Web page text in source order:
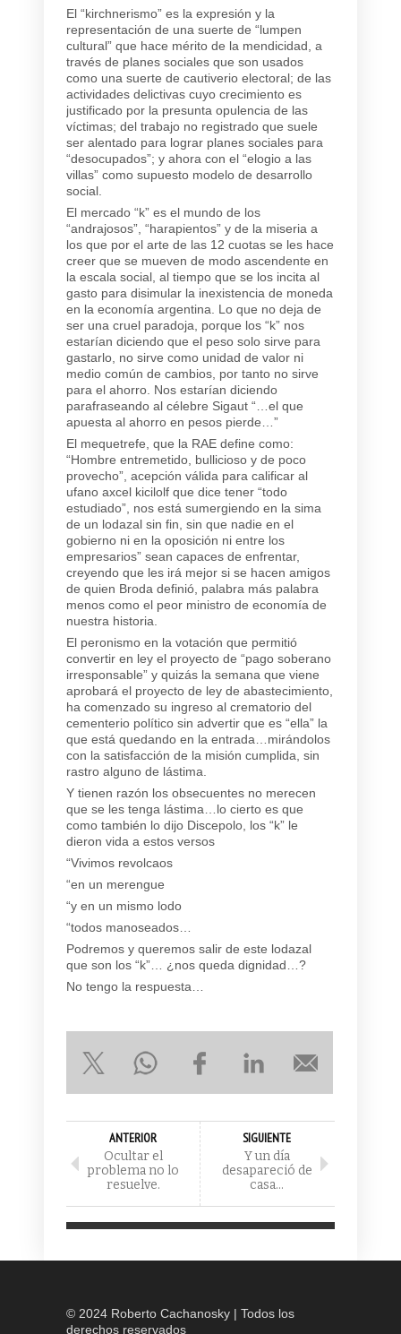
El “kirchnerismo” es la expresión y la
representación de una suerte de “lumpen
cultural” que hace mérito de la mendicidad, a
través de planes sociales que son usados
como una suerte de cautiverio electoral; de las
actividades delictivas cuyo crecimiento es
justificado por la presunta opulencia de las
víctimas; del trabajo no registrado que suele
ser alentado para lograr planes sociales para
“desocupados”; y ahora con el “elogio a las
villas” como supuesto modelo de desarrollo
social.
El mercado “k” es el mundo de los
“andrajosos”, “harapientos” y de la miseria a
los que por el arte de las 12 cuotas se les hace
creer que se mueven de modo ascendente en
la escala social, al tiempo que se los incita al
gasto para disimular la inexistencia de moneda
en la economía argentina. Lo que no deja de
ser una cruel paradoja, porque los “k” nos
estarían diciendo que el peso solo sirve para
gastarlo, no sirve como unidad de valor ni
medio común de cambios, por tanto no sirve
para el ahorro. Nos estarían diciendo
parafraseando al célebre Sigaut “…el que
apuesta al ahorro en pesos pierde…”
El mequetrefe, que la RAE define como:
“Hombre entremetido, bullicioso y de poco
provecho”, acepción válida para calificar al
ufano axcel kicilolf que dice tener “todo
estudiado”, nos está sumergiendo en la sima
de un lodazal sin fin, sin que nadie en el
gobierno ni en la oposición ni entre los
empresarios” sean capaces de enfrentar,
creyendo que les irá mejor si se hacen amigos
de quien Broda definió, palabra más palabra
menos como el peor ministro de economía de
nuestra historia.
El peronismo en la votación que permitió
convertir en ley el proyecto de “pago soberano
irresponsable” y quizás la semana que viene
aprobará el proyecto de ley de abastecimiento,
ha comenzado su ingreso al crematorio del
cementerio político sin advertir que es “ella” la
que está quedando en la entrada…mirándolos
con la satisfacción de la misión cumplida, sin
rastro alguno de lástima.
Y tienen razón los obsecuentes no merecen
que se les tenga lástima…lo cierto es que
como también lo dijo Discepolo, los “k” le
dieron vida a estos versos
“Vivimos revolcaos
“en un merengue
“y en un mismo lodo
“todos manoseados…
Podremos y queremos salir de este lodazal
que son los “k”… ¿nos queda dignidad…?
No tengo la respuesta…
ANTERIOR
Ocultar el
problema no lo
resuelve.
SIGUIENTE
Y un día
desapareció de
casa…
© 2024 Roberto Cachanosky | Todos los
derechos reservados